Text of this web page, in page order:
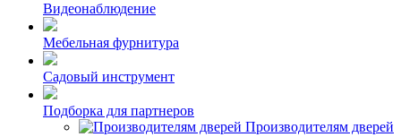
Видеонаблюдение
Мебельная фурнитура
Садовый инструмент
Подборка для партнеров
Производителям дверей